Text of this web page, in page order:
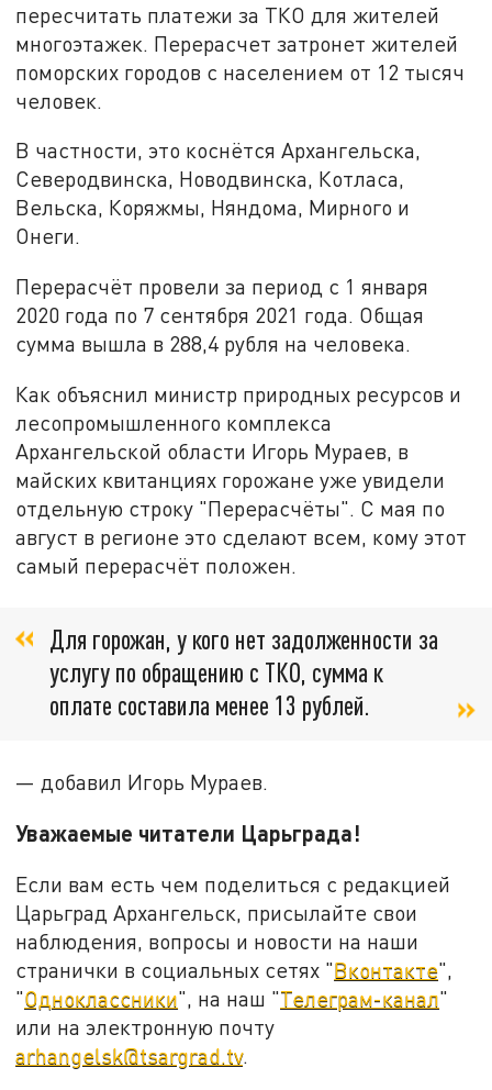
пересчитать платежи за ТКО для жителей
многоэтажек. Перерасчет затронет жителей
поморских городов с населением от 12 тысяч
человек.
В частности, это коснётся Архангельска,
Северодвинска, Новодвинска, Котласа,
Вельска, Коряжмы, Няндома, Мирного и
Онеги.
Перерасчёт провели за период с 1 января
2020 года по 7 сентября 2021 года. Общая
сумма вышла в 288,4 рубля на человека.
Как объяснил министр природных ресурсов и
лесопромышленного комплекса
Архангельской области Игорь Мураев, в
майских квитанциях горожане уже увидели
отдельную строку "Перерасчёты". С мая по
август в регионе это сделают всем, кому этот
самый перерасчёт положен.
Для горожан, у кого нет задолженности за
услугу по обращению с ТКО, сумма к
оплате составила менее 13 рублей.
— добавил Игорь Мураев.
Уважаемые читатели Царьграда!
Если вам есть чем поделиться с редакцией
Царьград Архангельск, присылайте свои
наблюдения, вопросы и новости на наши
странички в социальных сетях "Вконтакте",
"Одноклассники", на наш "Телеграм-канал"
или на электронную почту
arhangelsk@tsargrad.tv.